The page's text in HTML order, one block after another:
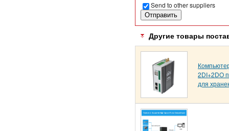
Send to other suppliers
Другие товары
2DI+2DO
для